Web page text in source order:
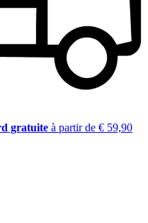
gratuite à partir de € 59,90